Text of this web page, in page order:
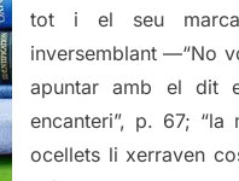
tot i el seu
inversemblant —“No
apuntar amb el dit
encanteri”, p. 67;
ocellets li xerraven